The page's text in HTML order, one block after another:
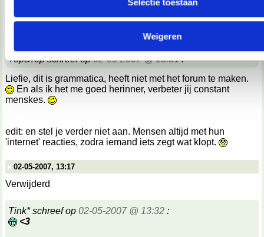
67 derdendie uw gegevens kunnen
en verwerken.
Weigeren
02-05-2007, 13:14
TopDrop schreef op02-05-2007 @ 13:31:
Liefie, dit is grammatica, heeft niet met het forum te maken.
En als ik het me goed herinner, verbeter jij constant
menskes.
edit: en stel je verder niet aan. Mensen altijd met hun
'internet' reacties, zodra iemand iets zegt wat klopt.
02-05-2007, 13:17
Verwijderd
Tink* schreef op 02-05-2007 @ 13:32 :
<3